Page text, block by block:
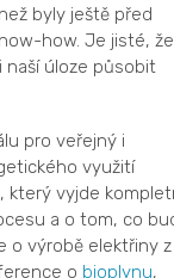
byly ještě před
how. Je jisté, že
naší úloze působit
pro veřejný i
využití
který vyjde
a o tom, co
o výrobě elektřiny z
o bioplynu,